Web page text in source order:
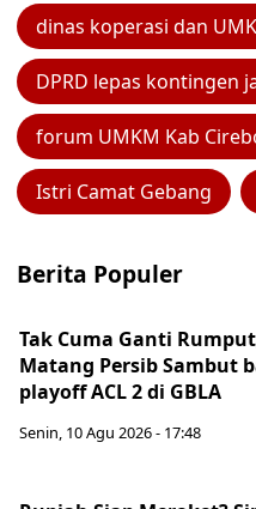
dinas koperasi dan
DPRD lepas kontingen
forum UMKM Kab
Istri Camat Gebang
Berita Populer
Tak Cuma Ganti
Matang Persib Sambut
playoff ACL 2 di GBLA
Senin, 10 Agu 2026 - 17:48